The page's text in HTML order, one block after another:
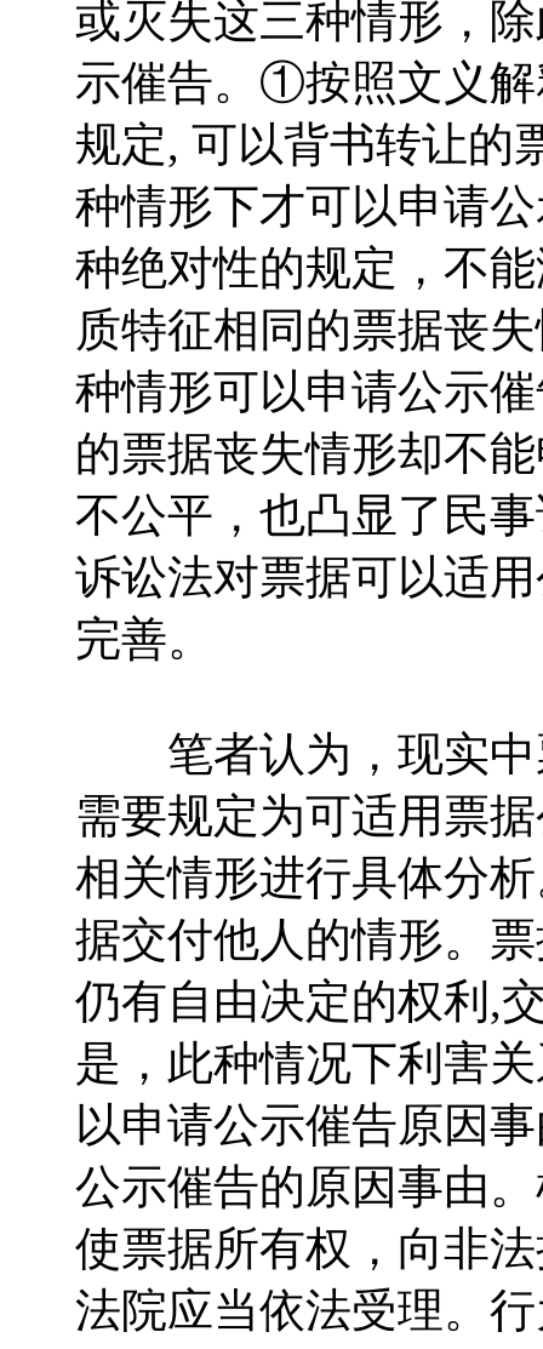
或灭失这三种情形，
示催告。①按照文义
规定, 可以背书转让的
种情形下才可以申请
种绝对性的规定，不
质特征相同的票据丧
种情形可以申请公示
的票据丧失情形却不
不公平，也凸显了民
诉讼法对票据可以适
完善。
笔者认为，现实中
需要规定为可适用票
相关情形进行具体分
据交付他人的情形。
仍有自由决定的权利,
是，此种情况下利害
以申请公示催告原因
公示催告的原因事由
使票据所有权，向非
法院应当依法受理。